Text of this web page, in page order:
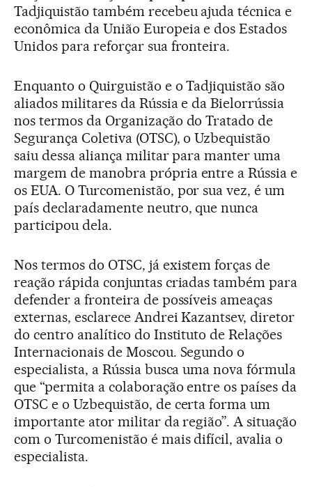
Tadjiquistão também recebeu ajuda técnica e
econômica da União Europeia e dos Estados
Unidos para reforçar sua fronteira.
Enquanto o Quirguistão e o Tadjiquistão são
aliados militares da Rússia e da Bielorrússia
nos termos da Organização do Tratado de
Segurança Coletiva (OTSC), o Uzbequistão
saiu dessa aliança militar para manter uma
margem de manobra própria entre a Rússia e
os EUA. O Turcomenistão, por sua vez, é um
país declaradamente neutro, que nunca
participou dela.
Nos termos do OTSC, já existem forças de
reação rápida conjuntas criadas também para
defender a fronteira de possíveis ameaças
externas, esclarece Andrei Kazantsev, diretor
do centro analítico do Instituto de Relações
Internacionais de Moscou. Segundo o
especialista, a Rússia busca uma nova fórmula
que “permita a colaboração entre os países da
OTSC e o Uzbequistão, de certa forma um
importante ator militar da região”. A situação
com o Turcomenistão é mais difícil, avalia o
especialista.